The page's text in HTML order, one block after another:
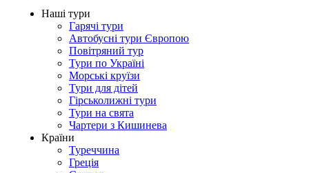
Наші тури
Гарячі тури
Автобусні тури Європою
Повітряний тур
Тури по Україні
Морські круїзи
Тури для дітей
Гірськолижні тури
Тури на свята
Чартери з Кишинева
Країни
Туреччина
Греція